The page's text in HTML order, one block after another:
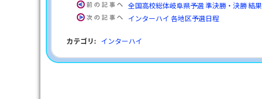
全国高校総体岐阜県予選 準決勝・決勝 結果
インターハイ 各地区予選日程
カテゴリ : インターハイ